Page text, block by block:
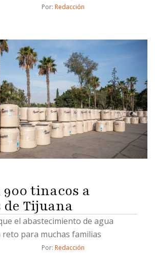
Por: Redacción
tinacos a
Tijuana
el abastecimiento de agua
para muchas familias
Por: Redacción